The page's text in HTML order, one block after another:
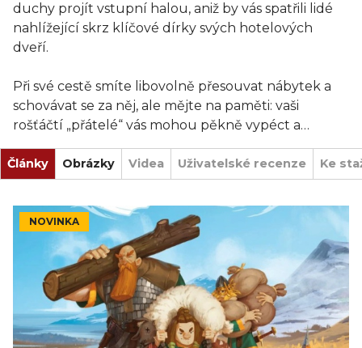
duchy projít vstupní halou, aniž by vás spatřili lidé
nahlížející skrz klíčové dírky svých hotelových
dveří.
Při své cestě smíte libovolně přesouvat nábytek a
schovávat se za něj, ale mějte na paměti: vaši
rošťáčtí „přátelé“ vás mohou pěkně vypéct a
nechat nechráněné.
Zábavná a vzrušující rodinná hra, která hráče od 10
let vybízí ke skutečnému nahlížení klíčovou
dírkou. Všichni spatření duchové se totiž polekají a
vrátí se na svá výchozí místa!
Hra Duchařina obsahuje: 28 figurek duchů, 1
šestistěnnou kostku, 6 kusů nábytku, 1 klíčovou
dírku, 32 karet, 1 herní plán a pravidla.
Články Obrázky Videa Uživatelské recenze Ke
NOVINKA